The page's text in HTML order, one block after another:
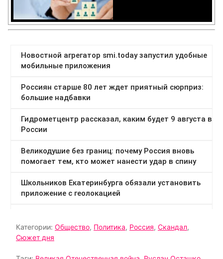
Категории: Общество, Политика, Россия, Скандал,
Сюжет дня